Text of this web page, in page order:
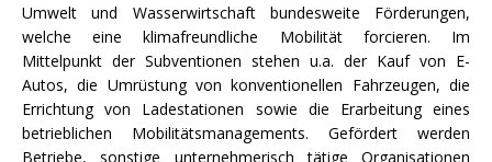
Umwelt und Wasserwirtschaft bundesweite Förderungen,
welche eine klimafreundliche Mobilität forcieren. Im
Mittelpunkt der Subventionen stehen u.a. der Kauf von E-
Autos, die Umrüstung von konventionellen Fahrzeugen, die
Errichtung von Ladestationen sowie die Erarbeitung eines
betrieblichen Mobilitätsmanagements. Gefördert werden
Betriebe, sonstige unternehmerisch tätige Organisationen